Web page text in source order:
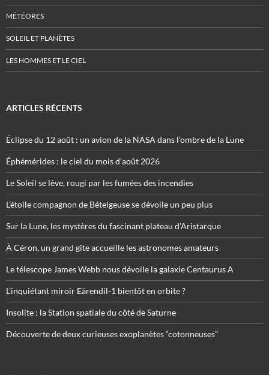
MÉTÉORES
SOLEIL ET PLANÈTES
LES HOMMES ET LE CIEL
ARTICLES RÉCENTS
Éclipse du 12 août : un avion de la NASA dans l’ombre de la Lune
Éphémérides : le ciel du mois d’août 2026
Le Soleil se lève, rougi par les fumées des incendies
L’étoile compagnon de Bételgeuse se dévoile un peu plus
Sur la Lune, les mystères du fascinant plateau d’Aristarque
À Céron, un grand gîte accueille les astronomes amateurs
Le télescope James Webb nous dévoile la galaxie Centaurus A
L’inquiétant miroir Eärendil-1 bientôt en orbite ?
Insolite : la Station spatiale du côté de Saturne
Découverte de deux curieuses exoplanètes “cotonneuses”